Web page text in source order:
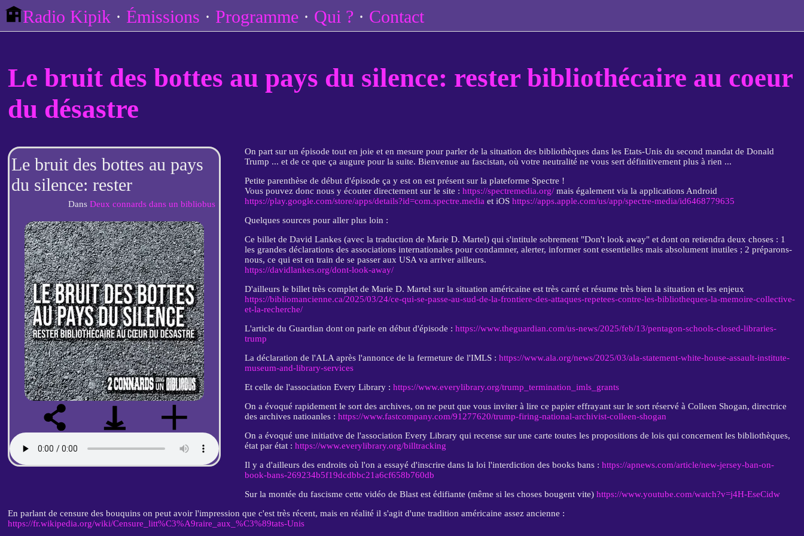
Radio Kipik Émissions Programme Qui ? Contact
Le bruit des bottes au pays du silence: rester bibliothécaire au coeur
du désastre
Le bruit des bottes au pays
du silence: rester
bibliothécaire au coeur du
désastre
DansDeux connards dans un bibliobus
On part sur un épisode tout en joie et en mesure pour parler de la situation des bibliothèques dans les Etats-Unis du second mandat de Donald
Trump ... et de ce que ça augure pour la suite. Bienvenue au fascistan, où votre neutralité ne vous sert définitivement plus à rien ...
Petite parenthèse de début d'épisode ça y est on est présent sur la plateforme Spectre !
Vous pouvez donc nous y écouter directement sur le site :https://spectremedia.org/ mais également via la applications Android
https://play.google.com/store/apps/details?id=com.spectre.media et iOShttps://apps.apple.com/us/app/spectre-media/id6468779635
Quelques sources pour aller plus loin :
Ce billet de David Lankes (avec la traduction de Marie D. Martel) qui s'intitule sobrement "Don't look away" et dont on retiendra deux choses : 1
les grandes déclarations des associations internationales pour condamner, alerter, informer sont essentielles mais absolument inutiles ; 2 préparons-
nous, ce qui est en train de se passer aux USA va arriver ailleurs.
https://davidlankes.org/dont-look-away/
D'ailleurs le billet très complet de Marie D. Martel sur la situation américaine est très carré et résume très bien la situation et les enjeux
https://bibliomancienne.ca/2025/03/24/ce-qui-se-passe-au-sud-de-la-frontiere-des-attaques-repetees-contre-les-bibliotheques-la-memoire-collective-
et-la-recherche/
L'article du Guardian dont on parle en début d'épisode :https://www.theguardian.com/us-news/2025/feb/13/pentagon-schools-closed-libraries-
trump
La déclaration de l'ALA après l'annonce de la fermeture de l'IMLS :https://www.ala.org/news/2025/03/ala-statement-white-house-assault-institute-
museum-and-library-services
Et celle de l'association Every Library :https://www.everylibrary.org/trump_termination_imls_grants
On a évoqué rapidement le sort des archives, on ne peut que vous inviter à lire ce papier effrayant sur le sort réservé à Colleen Shogan, directrice
des archives natioanles :https://www.fastcompany.com/91277620/trump-firing-national-archivist-colleen-shogan
On a évoqué une initiative de l'association Every Library qui recense sur une carte toutes les propositions de lois qui concernent les bibliothèques,
état par état :https://www.everylibrary.org/billtracking
Il y a d'ailleurs des endroits où l'on a essayé d'inscrire dans la loi l'interdiction des books bans :https://apnews.com/article/new-jersey-ban-on-
book-bans-269234b5f19dcdbbc21a6cf658b760db
Sur la montée du fascisme cette vidéo de Blast est édifiante (même si les choses bougent vite)https://www.youtube.com/watch?v=j4H-EseCidw
En parlant de censure des bouquins on peut avoir l'impression que c'est très récent, mais en réalité il s'agit d'une tradition américaine assez ancienne :
https://fr.wikipedia.org/wiki/Censure_litt%C3%A9raire_aux_%C3%89tats-Unis